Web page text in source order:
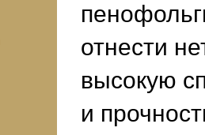
отнести
высокую
и